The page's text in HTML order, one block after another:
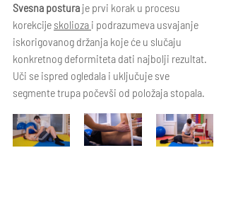
Svesna postura je prvi korak u procesu
korekcije skolioza i podrazumeva usvajanje
iskorigovanog držanja koje će u slučaju
konkretnog deformiteta dati najbolji rezultat.
Uči se ispred ogledala i uključuje sve
segmente trupa počevši od položaja stopala.